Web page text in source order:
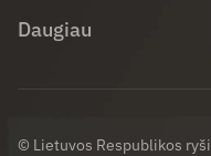
Daugiau
© Lietuvos Respublikos